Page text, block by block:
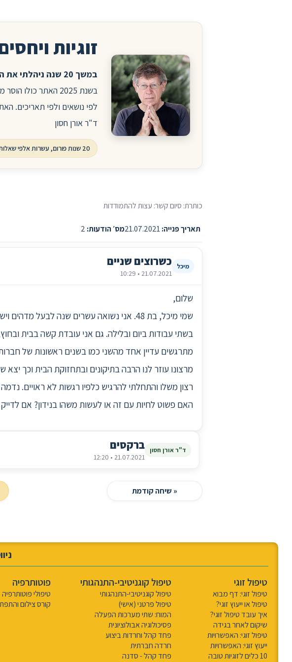
זוגיות ויחסים –
במשך 20 שנה ניהלתי את הפורום לזוגיות ויחסים באתר הרפואי סטארמד.
בשנת 2025 האתר
לפי נושאים ולפי תאריכים.
ד"ר אורן חסון
20 שנות פורום, עשרות אלפי שאלות ותשובות
כותרת: סיום קשר: עצות להתמודדות
תאריך פנייה: מס׳ הודעות:
מיכל כשרוצים שניים
21.07.2021 • 10:29
שלום,
שמי מיכל, בת 48. אני נשואה עשרים שנה
בשתי עבודות ביום ובלילה. גם אני עובדת קשה בבית
מתרגשים עדיין אחד מהשני כמו בשנים ראשונות של
מרצונו עוזר לנו הרבה בתיקונים ובתחזוקת הבית וכך
רצון משלו והתחלתי להרגיש כלפיו רגשות לא ראויים.
האם פשוט לחיות עם זה או לעשות משהו בנידון? אם
ד"ר אורן חסון ברקסים
21.07.2021 • 12:20
« שיחה קודמת
טיפול זוגי
טיפול זוגי: דף מבוא
טיפול או ייעוץ זוגי?
איך עובד טיפול זוגי?
שיקום לאחר בגידה
טיפול זוגי: האפשרויות
ייעוץ זוגי: האפשרויות
10 כלים לזוגיות טובה
טיפול קוגניטיבי-התנהגותי
טיפול קוגניטיבי-התנהגותי
טיפול פרטני (אישי)
המוח: שתי מערכות הפעלה
פסיכולוגיה אבולוציונית
פחד קהל וחרדות ביצוע
חרדה חברתית
פחד קהל - סדנה
פוטותרפיה
טיפולי פוטותרפיה
קורס צילום